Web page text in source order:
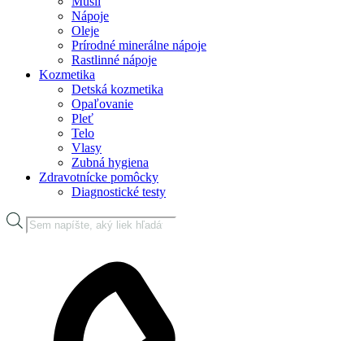
Nápoje
Oleje
Prírodné minerálne nápoje
Rastlinné nápoje
Kozmetika
Detská kozmetika
Opaľovanie
Pleť
Telo
Vlasy
Zubná hygiena
Zdravotnícke pomôcky
Diagnostické testy
Products
search